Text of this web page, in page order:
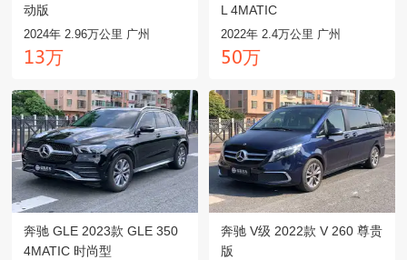
动版
2024年 2.96万公里 广州
龒閏万
奔驰 GLE 2023款 GLE 350
4MATIC 时尚型
L 4MATIC
2022年 2.4万公里 广州
麣龤万
奔驰 V级 2022款 V 260 尊贵
版